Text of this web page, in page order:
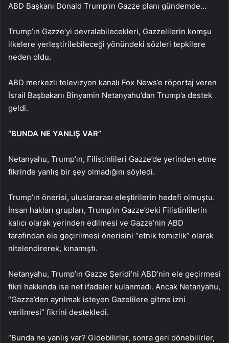
ABD Başkanı Donald Trump’ın Gazze planı gündemde…
Trump’ın Gazze’yi devralabilecekleri, Gazzelilerin komşu
ilkelere yerleştirilebileceği yönündeki sözleri tepkilere
neden oldu.
ABD merkezli televizyon kanalı Fox News’e röportaj veren
İsrail Başbakanı Binyamin Netanyahu’dan Trump’a destek
geldi.
“BUNDA NE YANLIŞ VAR”
Netanyahu, Trump’ın, Filistinlileri Gazze’de yerinden etme
fikrinde yanlış bir şey olmadığını söyledi.
Trump’ın önerisi, uluslararası eleştirilerin hedefi olmuştu.
İnsan hakları grupları, Trump’ın Gazze’deki Filistinlilerin
kalıcı olarak yerinden edilmesi ve Gazze’nin ABD
tarafından ele geçirilmesi önerisini “etnik temizlik” olarak
nitelendirerek, kınamıştı.
Netanyahu, Trump’ın Gazze Şeridi’ni ABD’nin ele geçirmesi
fikri hakkında ise net ifadeler kulanmadı. Ancak Netanyahu,
“Gazze’den ayrılmak isteyen Gazelilere gitme izni
verilmesi” fikrini destekledi.
“Bunda ne yanlış var? Gidebilirler, sonra geri dönebilirler,